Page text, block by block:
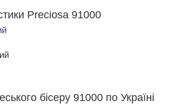
Preciosa 91000
бісеру 91000 по Україні